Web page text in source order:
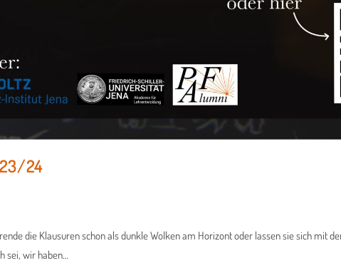
24
die Klausuren schon als dunkle Wolken am Horizont oder lassen sie sich mit
sei, wir haben…